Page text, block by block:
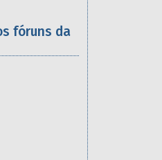
fóruns da